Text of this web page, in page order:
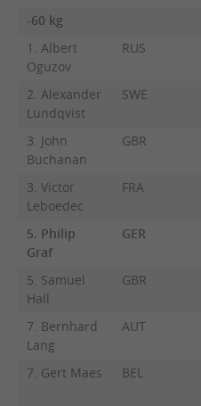
-60 kg
1. Albert
Oguzov
RUS
2. Alexander
Lundqvist
SWE
3. John
Buchanan
GBR
3. Victor
Leboedec
FRA
5. Philip
Graf
GER
5. Samuel
Hall
GBR
7. Bernhard
Lang
AUT
7. Gert Maes BEL